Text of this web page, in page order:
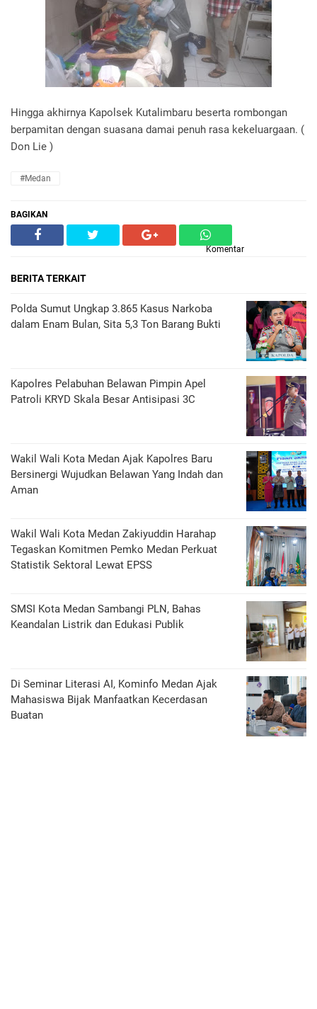
Hingga akhirnya Kapolsek Kutalimbaru beserta rombongan
berpamitan dengan suasana damai penuh rasa kekeluargaan. (
Don Lie )
#Medan
BAGIKAN
Komentar
BERITA TERKAIT
Polda Sumut Ungkap 3.865 Kasus Narkoba
dalam Enam Bulan, Sita 5,3 Ton Barang Bukti
Kapolres Pelabuhan Belawan Pimpin Apel
Patroli KRYD Skala Besar Antisipasi 3C
Wakil Wali Kota Medan Ajak Kapolres Baru
Bersinergi Wujudkan Belawan Yang Indah dan
Aman
Wakil Wali Kota Medan Zakiyuddin Harahap
Tegaskan Komitmen Pemko Medan Perkuat
Statistik Sektoral Lewat EPSS
SMSI Kota Medan Sambangi PLN, Bahas
Keandalan Listrik dan Edukasi Publik
Di Seminar Literasi AI, Kominfo Medan Ajak
Mahasiswa Bijak Manfaatkan Kecerdasan
Buatan